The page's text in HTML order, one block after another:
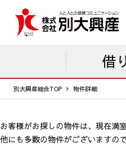
借
別大興産総合TOP 物件詳細
お客様がお探しの物件は、現在満
他にも多数の物件がございますので